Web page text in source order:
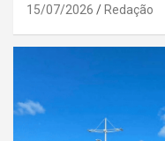
15/07/2026 Redação